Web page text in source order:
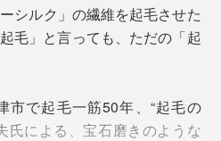
のみ。
、その白さがイギリスのペニ
とも言われています。
シルク」の繊維を起毛させた
毛」と言っても、ただの「起
市で起毛一筋50年、“起毛の
氏による、宝石磨きのような